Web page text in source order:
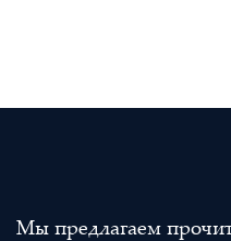
Мы предлагаем